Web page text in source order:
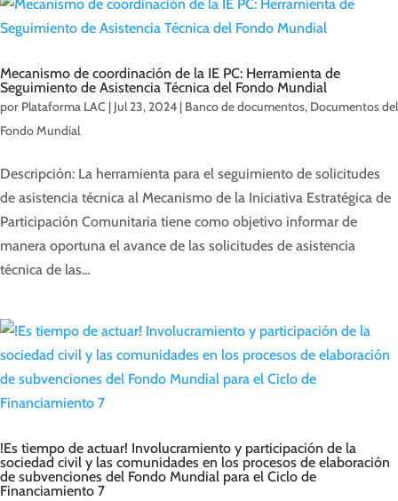
Mecanismo de coordinación de la IE PC: Herramienta de
Seguimiento de Asistencia Técnica del Fondo Mundial
por Plataforma LAC | Jul 23, 2024 | Banco de documentos, Documentos del
Fondo Mundial
Descripción: La herramienta para el seguimiento de solicitudes
de asistencia técnica al Mecanismo de la Iniciativa Estratégica de
Participación Comunitaria tiene como objetivo informar de
manera oportuna el avance de las solicitudes de asistencia
técnica de las...
!Es tiempo de actuar! Involucramiento y participación de la
sociedad civil y las comunidades en los procesos de elaboración
de subvenciones del Fondo Mundial para el Ciclo de
Financiamiento 7